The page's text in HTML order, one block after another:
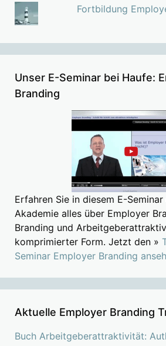
Fortbildung
Unser E-Seminar bei Haufe:
Branding
Erfahren Sie in diesem E-
Akademie alles über Employer
Branding und
komprimierter Form. Jetzt den »
Seminar Employer Branding
Aktuelle Employer Branding
Buch Arbeitgeberattraktivität: